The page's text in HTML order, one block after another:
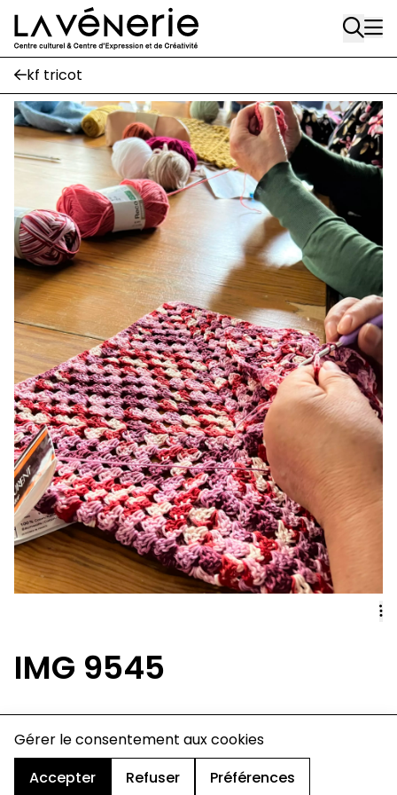
Gérer le consentement aux cookies
Accepter
Refuser Préférences
Aller au contenu principal
Écuries
Place Gilson, 3
1170 Watermael-Boitsfort
02 663 85 50
suivez-nous
Journal Vénerie- version papier
Newsletter
AA
kf tricot
IMG 9545
charte de confidentialité
mentions légales
cookies
design & développement :